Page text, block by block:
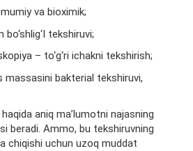
va bioximik;
tekshiruvi;
– to‘g‘ri ichakni tekshirish;
massasini bakterial tekshiruvi,
aniq ma’lumotni najasning
beradi. Ammo, bu tekshiruvning
chiqishi uchun uzoq muddat